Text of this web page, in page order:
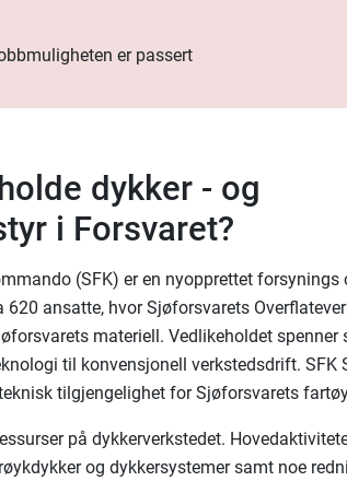
er passert
dykker - og
i Forsvaret?
(SFK) er en nyopprettet forsynings
ansatte, hvor Sjøforsvarets
materiell. Vedlikeholdet spenner
til konvensjonell verkstedsdrift. SFK
tilgjengelighet for Sjøforsvarets
på dykkerverkstedet.
og dykkersystemer samt noe